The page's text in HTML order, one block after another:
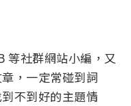
等社群網站小編，又
，一定常碰到詞
不到好的主題情